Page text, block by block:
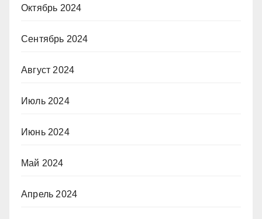
Октябрь 2024
Сентябрь 2024
Август 2024
Июль 2024
Июнь 2024
Май 2024
Апрель 2024